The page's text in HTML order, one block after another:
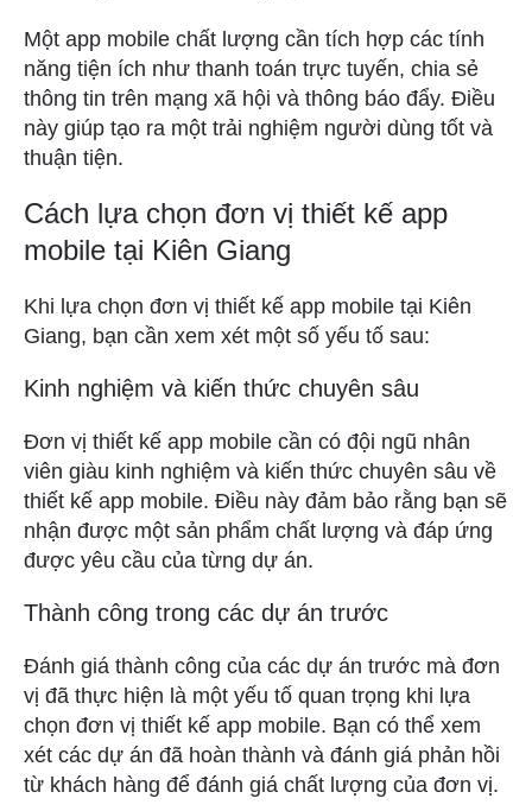
Một app mobile chất lượng cần tích hợp các tính
năng tiện ích như thanh toán trực tuyến, chia sẻ
thông tin trên mạng xã hội và thông báo đẩy. Điều
này giúp tạo ra một trải nghiệm người dùng tốt và
thuận tiện.
Cách lựa chọn đơn vị thiết kế app
mobile tại Kiên Giang
Khi lựa chọn đơn vị thiết kế app mobile tại Kiên
Giang, bạn cần xem xét một số yếu tố sau:
Kinh nghiệm và kiến thức chuyên sâu
Đơn vị thiết kế app mobile cần có đội ngũ nhân
viên giàu kinh nghiệm và kiến thức chuyên sâu về
thiết kế app mobile. Điều này đảm bảo rằng bạn sẽ
nhận được một sản phẩm chất lượng và đáp ứng
được yêu cầu của từng dự án.
Thành công trong các dự án trước
Đánh giá thành công của các dự án trước mà đơn
vị đã thực hiện là một yếu tố quan trọng khi lựa
chọn đơn vị thiết kế app mobile. Bạn có thể xem
xét các dự án đã hoàn thành và đánh giá phản hồi
từ khách hàng để đánh giá chất lượng của đơn vị.